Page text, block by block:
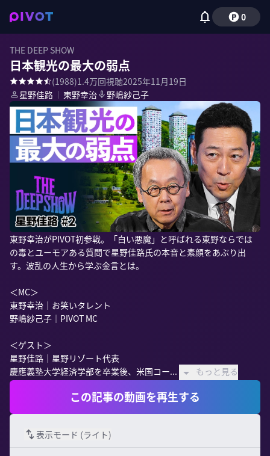
0
THE DEEP SHOW
日本観光の最大の弱点
(1988)1.4万回視聴2025年11月19日
星野佳路 ｜ 東野幸治 野嶋紗己子
東野幸治がPIVOT初参戦。「白い悪魔」と呼ばれる東野ならでは
の毒とユーモアある質問で星野佳路氏の本音と素顔をあぶり出
す。波乱の人生から学ぶ金言とは。
＜MC＞
東野幸治｜お笑いタレント
野嶋紗己子｜PIVOT MC
＜ゲスト＞
星野佳路｜星野リゾート代表
慶應義塾大学経済学部を卒業後、米国コー...
もっと見る
この記事の動画を再生する
表示モード (ライト)